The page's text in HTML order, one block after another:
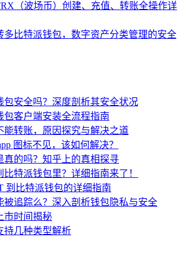
（波场币）创建、充值、转账全操作详
多比特派钱包，数字资产分类管理的安全
包安全吗？深度剖析其安全状况
包客户端安装全流程指南
能转账，原因探究与解决之道
图标不见，该如何解决？
真的吗？知乎上的真相探寻
比特派钱包里？详细指南来了！
到比特派钱包的详细指南
被追踪么？深入剖析钱包隐私与安全
市时间揭秘
持几种类型解析